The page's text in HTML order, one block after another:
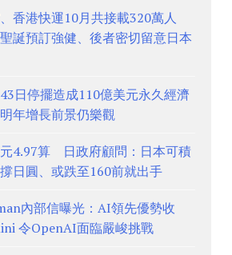
香港快運10月共接載320萬人
誕預訂強健、後者密切留意日本
日停擺造成110億美元永久經濟
年增長前景仍樂觀
4.97算 日政府顧問：日本可積
日圓、或跌至160前就出手
內部信曝光：AI領先優勢收
令OpenAI面臨嚴峻挑戰